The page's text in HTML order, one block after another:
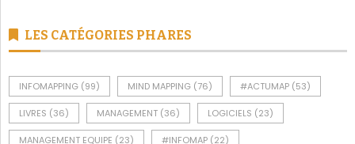
INFOMAPPING(99) MIND MAPPING
MANAGEMENT EQUIPE (23) #INFOMAP(22)
MANAGEMENT PROJET(22) #TIPSMAP (19)